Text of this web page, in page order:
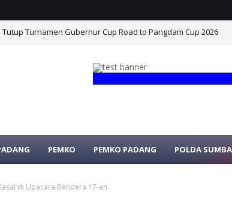
Bungai Matangkan Persiapan HUT Ke-1, Tampilkan
PEMKO PEMKO PADANG POLDA
di Upacara Bendera 17-an